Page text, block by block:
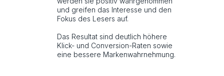
und greifen das Interesse und den
Fokus des Lesers auf.
Das Resultat sind deutlich höhere
Klick- und Conversion-Raten sowie
eine bessere Markenwahrnehmung.